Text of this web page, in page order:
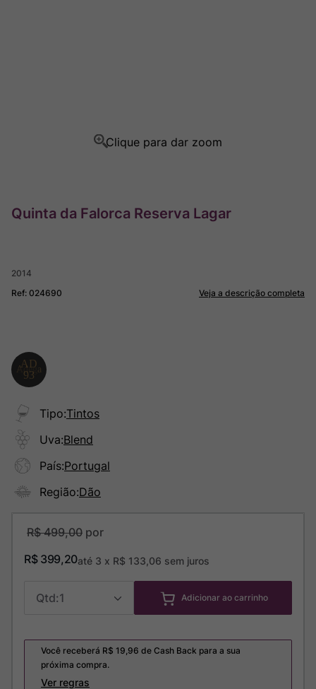
Quinta da Falorca Reserva Lagar
2014
Ref: 024690 Veja a descrição completa
Tipo:Tintos
Uva:Blend
País:Portugal
Região:Dão
R$ 499,00
R$ 399,20até 3 x R$ 133,06 sem juros
1 Adicionar ao carrinho
Você receberá R$ 19,96 de Cash Back para a sua
próxima compra.
Ver regras